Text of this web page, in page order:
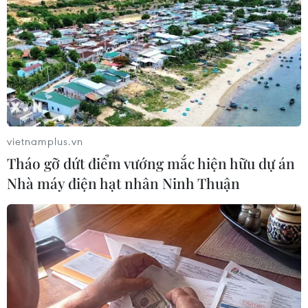
Play
Video
Ông Nguyễn Đức Vinh, Tổng Giám đốc VPBank
chia sẻ về việc hợp tác với Timo
(Vietnam+)
vietnamplus.vn
Tháo gỡ dứt điểm vướng mắc hiện hữu dự án
Nhà máy điện hạt nhân Ninh Thuận